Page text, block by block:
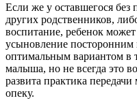
Если же у оставшегося
других родственников,
воспитание, ребенок
усыновление
оптимальным вариантом в
малыша, но не всегда это
развита практика
опеку.